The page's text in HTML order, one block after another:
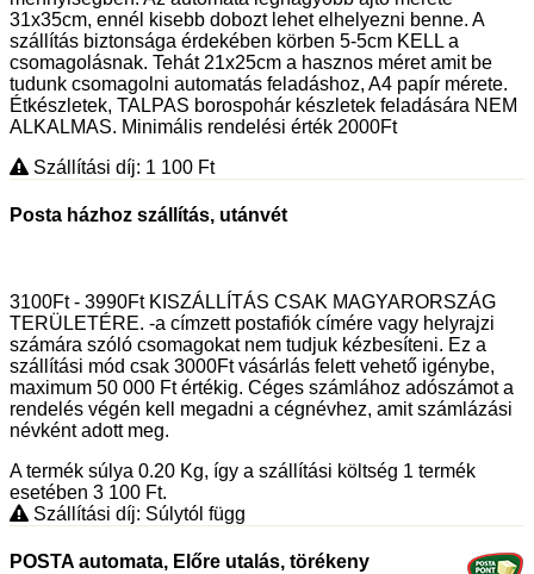
31x35cm, ennél kisebb dobozt lehet elhelyezni benne. A
szállítás biztonsága érdekében körben 5-5cm KELL a
csomagolásnak. Tehát 21x25cm a hasznos méret amit be
tudunk csomagolni automatás feladáshoz, A4 papír mérete.
Étkészletek, TALPAS borospohár készletek feladására NEM
ALKALMAS. Minimális rendelési érték 2000Ft
Szállítási díj: 1 100 Ft
Posta házhoz szállítás, utánvét
3100Ft - 3990Ft KISZÁLLÍTÁS CSAK MAGYARORSZÁG
TERÜLETÉRE. -a címzett postafiók címére vagy helyrajzi
számára szóló csomagokat nem tudjuk kézbesíteni. Ez a
szállítási mód csak 3000Ft vásárlás felett vehető igénybe,
maximum 50 000 Ft értékig. Céges számlához adószámot a
rendelés végén kell megadni a cégnévhez, amit számlázási
névként adott meg.
A termék súlya 0.20 Kg, így a szállítási költség 1 termék
esetében 3 100 Ft.
Szállítási díj: Súlytól függ
POSTA automata, Előre utalás, törékeny